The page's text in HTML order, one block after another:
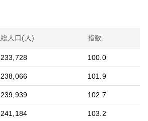
総人口(人) 指数
233,728 100.0
238,066 101.9
239,939 102.7
241,184 103.2